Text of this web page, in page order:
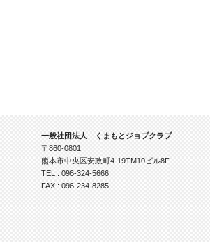
一般社団法人 くまもとジョブクラブ
〒860-0801
熊本市中央区安政町4-19TM10ビル8F
TEL : 096-324-5666
FAX : 096-234-8285